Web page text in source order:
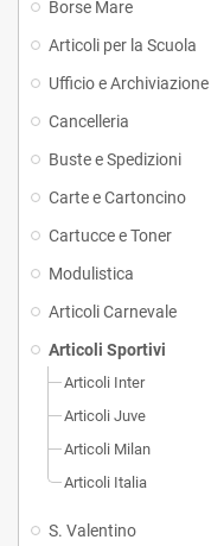
Borse Mare
Articoli per la Scuola
Ufficio e Archiviazione
Cancelleria
Buste e Spedizioni
Carte e Cartoncino
Cartucce e Toner
Modulistica
Articoli Carnevale
Articoli Sportivi
Articoli Inter
Articoli Juve
Articoli Milan
Articoli Italia
S. Valentino